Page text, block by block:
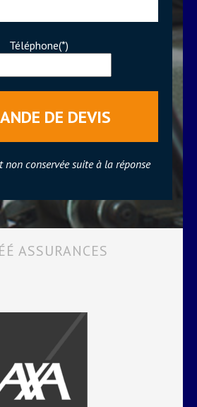
Téléphone(*)
non conservée suite à la réponse
ASSURANCES